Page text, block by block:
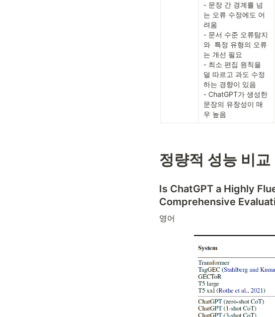
- 문장 간 경계를 넘
는 오류 수정에도 어
려움
- 문서 수준 오류탐지
와  특정 유형의 오류
는 개선 필요
- 최소 편집 원칙을
덜 따르고 과도 수정
하는 경향이 있음
- ChatGPT가 생성한
문장의 유창성이 매
우 높음
정량적 성능 비교
Is ChatGPT a Highly
Comprehensive
영어